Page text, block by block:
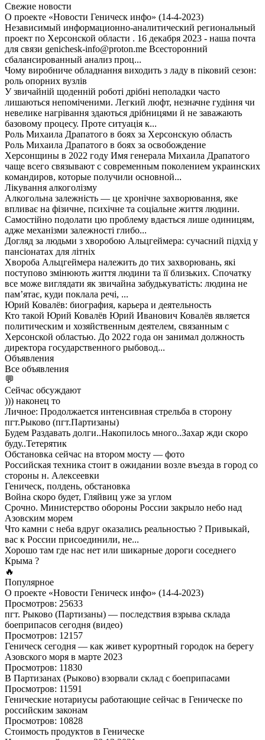
Свежие новости
О проекте «Новости Геническ инфо» (14-4-2023)
Независимый информационно-аналитический региональный
проект по Херсонской области . 16 декабря 2023 - наша почта
для связи genichesk-info@proton.me Всесторонний
сбалансированный анализ проц...
Чому виробниче обладнання виходить з ладу в піковий сезон:
роль опорних вузлів
У звичайній щоденній роботі дрібні неполадки часто
лишаються непоміченими. Легкий люфт, незначне гудіння чи
невелике нагрівання здаються дрібницями й не заважають
базовому процесу. Проте ситуація к...
Роль Михаила Драпатого в боях за Херсонскую область
Роль Михаила Драпатого в боях за освобождение
Херсонщины в 2022 году Имя генерала Михаила Драпатого
чаще всего связывают с современным поколением украинских
командиров, которые получили основной...
Лікування алкоголізму
Алкогольна залежність — це хронічне захворювання, яке
впливає на фізичне, психічне та соціальне життя людини.
Самостійно подолати цю проблему вдається лише одиницям,
адже механізми залежності глибо...
Догляд за людьми з хворобою Альцгеймера: сучасний підхід у
пансіонатах для літніх
Хвороба Альцгеймера належить до тих захворювань, які
поступово змінюють життя людини та її близьких. Спочатку
все може виглядати як звичайна забудькуватість: людина не
пам’ятає, куди поклала речі, ...
Юрий Ковалёв: биография, карьера и деятельность
Кто такой Юрий Ковалёв Юрий Иванович Ковалёв является
политическим и хозяйственным деятелем, связанным с
Херсонской областью. До 2022 года он занимал должность
директора государственного рыбовод...
Объявления
Все объявления
💬
Сейчас обсуждают
))) наконец то
Личное: Продолжается интенсивная стрельба в сторону
пгт.Рыково (пгт.Партизаны)
Будем Раздавать долги..Накопилось много..Захар жди скоро
буду..Тетерятик
Обстановка сейчас на втором мосту — фото
Российская техника стоит в ожидании возле въезда в город со
стороны н. Алексеевки
Геническ, полдень, обстановка
Война скоро будет, Гляйвиц уже за углом
Срочно. Министерство обороны России закрыло небо над
Азовским морем
Что камни с неба вдруг оказались реальностью ? Привыкай,
вас к России присоединили, не...
Хорошо там где нас нет или шикарные дороги соседнего
Крыма ?
🔥
Популярное
О проекте «Новости Геническ инфо» (14-4-2023)
Просмотров: 25633
пгт. Рыково (Партизаны) — последствия взрыва склада
боеприпасов сегодня (видео)
Просмотров: 12157
Геническ сегодня — как живет курортный городок на берегу
Азовского моря в марте 2023
Просмотров: 11830
В Партизанах (Рыково) взорвали склад с боеприпасами
Просмотров: 11591
Генические нотариусы работающие сейчас в Геническе по
российским законам
Просмотров: 10828
Стоимость продуктов в Геническе